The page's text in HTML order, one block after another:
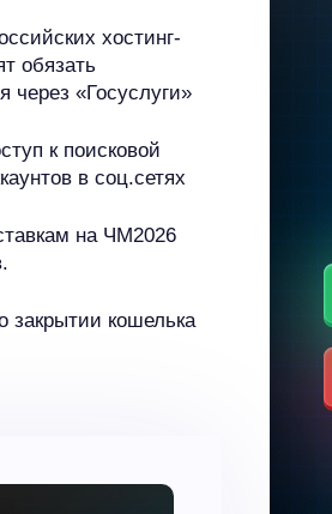
хостинг-
обязать
через «Госуслуги»
к поисковой
в соц.сетях
на ЧМ2026
закрытии кошелька